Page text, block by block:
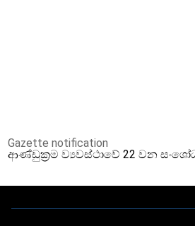
Gazette notification
ආණ්ඩුක්‍රම ව්‍යවස්ථාවේ 22 වන